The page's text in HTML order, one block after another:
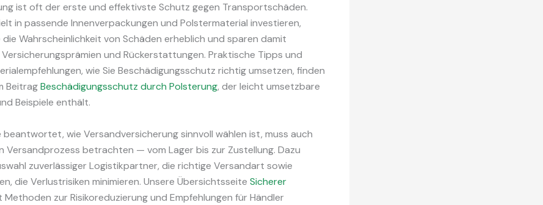
ist oft der erste und effektivste Schutz gegen Transportschäden.
in passende Innenverpackungen und Polstermaterial investieren,
die Wahrscheinlichkeit von Schäden erheblich und sparen damit
und Rückerstattungen. Praktische Tipps und
wie Sie Beschädigungsschutz richtig umsetzen, finden
BeitragBeschädigungsschutz durch Polsterung, der leicht umsetzbare
Beispiele enthält.
beantwortet, wie Versandversicherung sinnvoll wählen ist, muss auch
Versandprozess betrachten — vom Lager bis zur Zustellung. Dazu
zuverlässiger Logistikpartner, die richtige Versandart sowie
die Verlustrisiken minimieren. Unsere Übersichtsseite Sicherer
Methoden zur Risikoreduzierung und Empfehlungen für Händler